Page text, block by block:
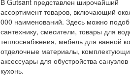
В Gutsant представлен широчайший
ассортимент товаров, включающий
000 наименований. Здесь можно
сантехнику, смесители, товары для
теплоснабжения, мебель для ванной
отделочные материалы,
аксессуары для обустройства санузлов
кухонь.